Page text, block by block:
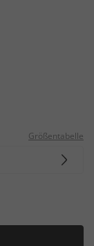
Größentabelle